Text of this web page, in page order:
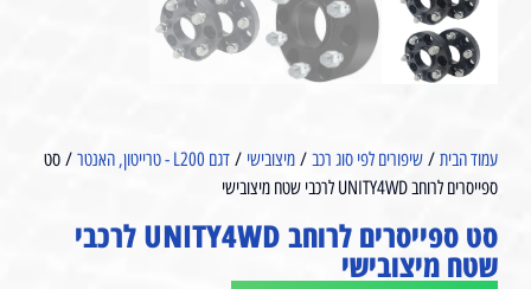
עמוד הבית/ שיפורים לפי סוג רכב/ מיצובישי / דגם L200 - טרייטון, האנטר
/ סט
ספייסרים לרוחב UNITY4WD לרכבי שטח מיצובישי
סט ספייסרים לרוחב UNITY4WD לרכבי
שטח מיצובישי